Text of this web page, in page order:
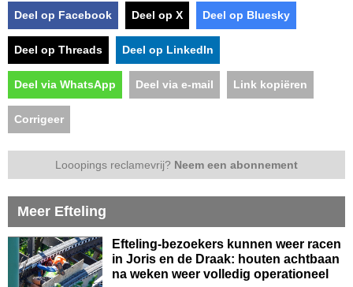
Deel op Facebook Deel op X Deel op Bluesky
Deel op Threads Deel op LinkedIn
Deel via WhatsApp Deel via e-mail Link kopiëren
Corrigeer
Looopings reclamevrij? Neem een abonnement
Meer Efteling
Efteling-bezoekers kunnen weer racen
in Joris en de Draak: houten achtbaan
na weken weer volledig operationeel